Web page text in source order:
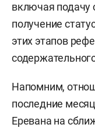
включая подачу
получение
этих этапов
Напомним,
последние
Еревана на